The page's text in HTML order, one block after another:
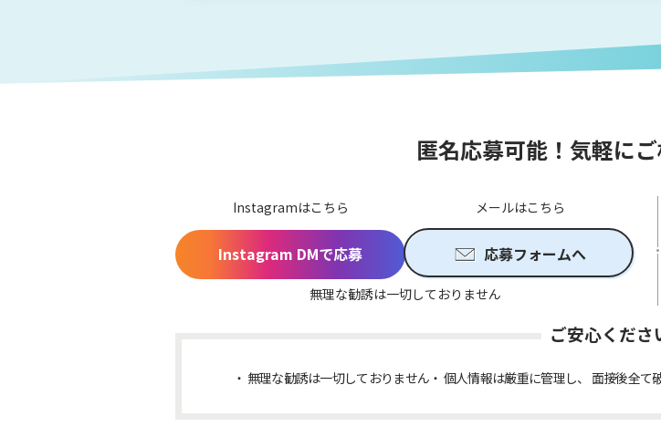
匿名応募可能！気軽に
Instagramはこちら
Instagram DMで応募
メールはこちら
応募フォームへ
無理な勧誘は一切しておりません
ご安心くださ
無理な勧誘は一切しておりません 個人情報は厳重に管理し、 面接後全て